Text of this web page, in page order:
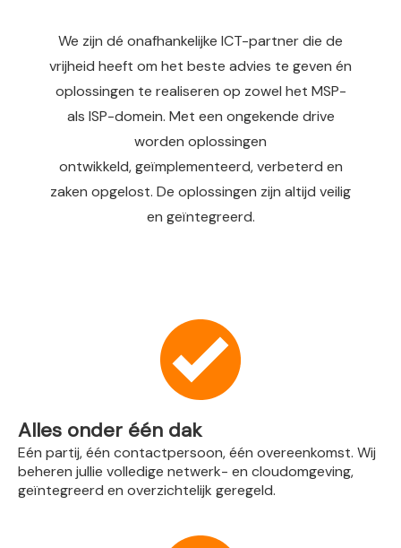
We zijn dé onafhankelijke ICT-partner die de
vrijheid heeft om het beste advies te geven én
oplossingen te realiseren op zowel het MSP-
als ISP-domein. Met een ongekende drive
worden oplossingen
ontwikkeld, geïmplementeerd, verbeterd en
zaken opgelost. De oplossingen zijn altijd veilig
en geïntegreerd.
Alles onder één dak
Eén partij, één contactpersoon, één overeenkomst. Wij
beheren jullie volledige netwerk- en cloudomgeving,
geïntegreerd en overzichtelijk geregeld.